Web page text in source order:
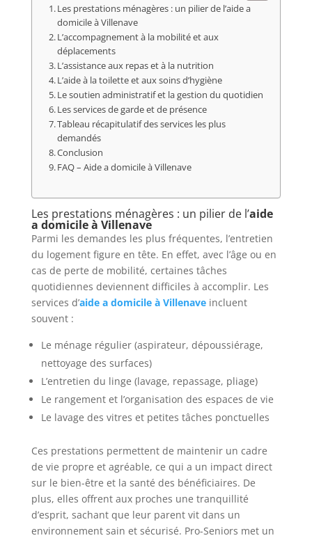
Les prestations ménagères : un pilier de l’aide a
domicile à Villenave
L’accompagnement à la mobilité et aux
déplacements
L’assistance aux repas et à la nutrition
L’aide à la toilette et aux soins d’hygiène
Le soutien administratif et la gestion du quotidien
Les services de garde et de présence
Tableau récapitulatif des services les plus
demandés
Conclusion
FAQ – Aide a domicile à Villenave
Les prestations ménagères : un pilier de l’aide
a domicile à Villenave
Parmi les demandes les plus fréquentes, l’entretien
du logement figure en tête. En effet, avec l’âge ou en
cas de perte de mobilité, certaines tâches
quotidiennes deviennent difficiles à accomplir. Les
services d’aide a domicile à Villenave incluent
souvent :
Le ménage régulier (aspirateur, dépoussiérage,
nettoyage des surfaces)
L’entretien du linge (lavage, repassage, pliage)
Le rangement et l’organisation des espaces de vie
Le lavage des vitres et petites tâches ponctuelles
Ces prestations permettent de maintenir un cadre
de vie propre et agréable, ce qui a un impact direct
sur le bien-être et la santé des bénéficiaires. De
plus, elles offrent aux proches une tranquillité
d’esprit, sachant que leur parent vit dans un
environnement sain et sécurisé. Pro-Seniors met un